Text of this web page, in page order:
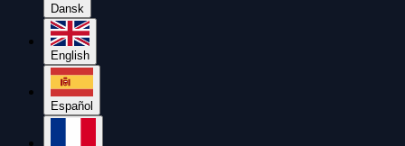
Dansk
English
Español